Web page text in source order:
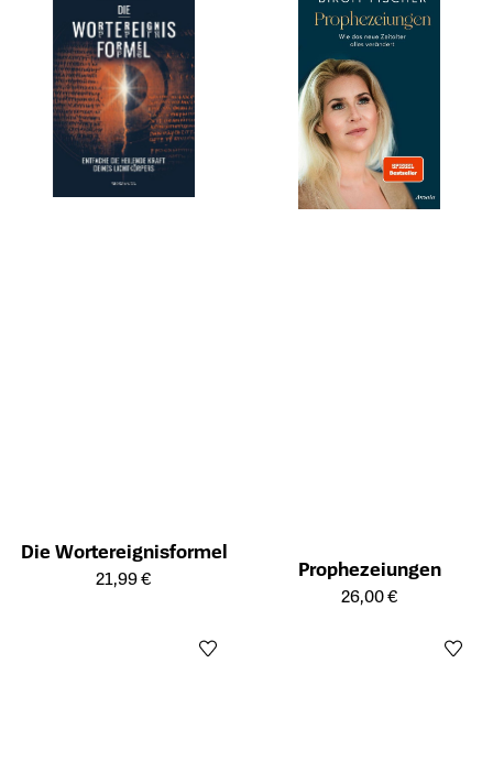
Die Wortereignisformel
Öffnet die Detailseite des Produkts
21,99 € Prophezeiungen
Öffnet die Detailseite des
26,00 €